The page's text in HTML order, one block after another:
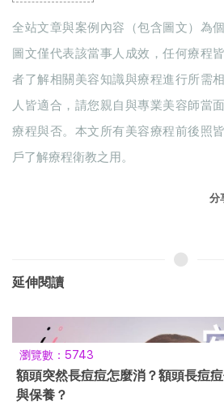
全站文章與案例內容（包含圖文）為
圖文僅代表該當事人成效，任何療程
者了解相關美容知識與療程進行所需
人皆適合，請您親自與專業美容師當
療程與否。本文所有美容療程前後照
戶了解療程衛教之用。
分
延伸閱讀
瀏覽數：1319
鼻頭長痘痘怎麼消最快？哪些